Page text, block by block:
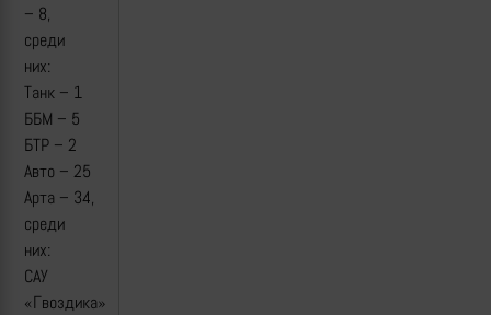
– 8,
среди
них:
Танк – 1
ББМ – 5
БТР – 2
Авто – 25
Арта – 34,
среди
них:
САУ
«Гвоздика»